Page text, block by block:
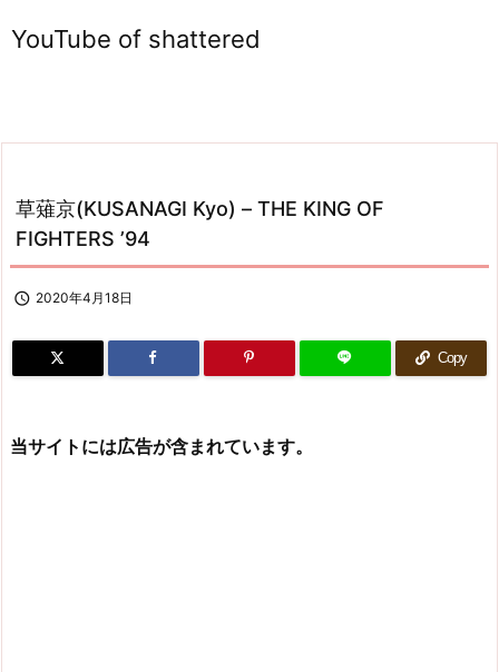
YouTube of shattered
草薙京(KUSANAGI Kyo) – THE KING OF
FIGHTERS ’94
 2020年4月18日
Copy
当サイトには広告が含まれています。